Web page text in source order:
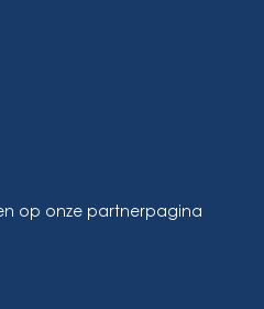
op onze partnerpagina